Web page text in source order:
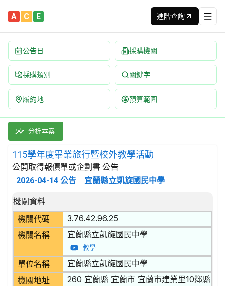
A C E 進階查詢
公告日 採購機關
採購類別 關鍵字
履約地 預算範圍
115學年度畢業旅行暨校外教學活動 招標公告 | 案號：
採購類別：勞務類 支援及輔助運輸服務 | 招標方式：公開
分析本案
115學年度畢業旅行暨校外教學活動
公開取得報價單或企劃書 公告
2026-04-14 公告 宜蘭縣立凱旋國民中學
招標公告詳細內容
機關資料
機關代碼
3.76.42.96.25
機關名稱 宜蘭縣立凱旋國民中學
教學
單位名稱 宜蘭縣立凱旋國民中學
機關地址
260 宜蘭縣 宜蘭市 宜蘭市建業里10鄰縣